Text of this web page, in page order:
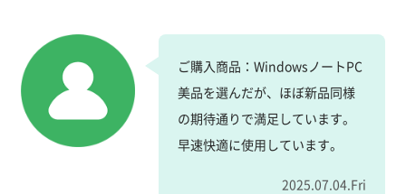
ご購入商品：WindowsノートPC
美品を選んだが、ほぼ新品同様
の期待通りで満足しています。
早速快適に使用しています。
2025.07.04.Fri